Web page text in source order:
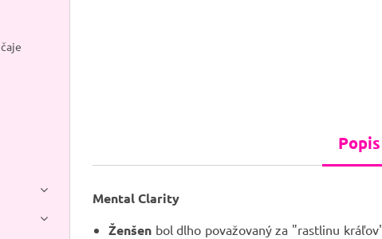
Popis
Mental Clarity
Ženšen bol dlho považovaný za "rastlinu